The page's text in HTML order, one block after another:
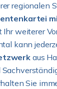
regionalen
Ihr weiterer
kann
aus
Sie